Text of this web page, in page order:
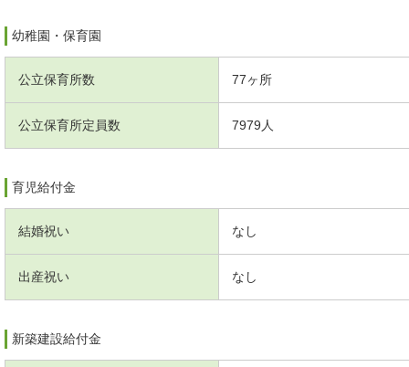
幼稚園・保育園
公立保育所数 77ヶ所
公立保育所定員数 7979人
育児給付金
結婚祝い なし
出産祝い なし
新築建設給付金